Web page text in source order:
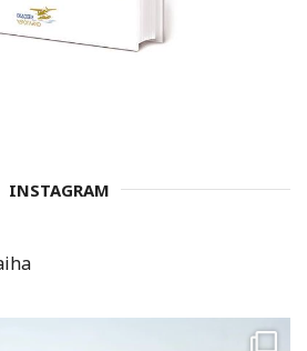
INSTAGRAM